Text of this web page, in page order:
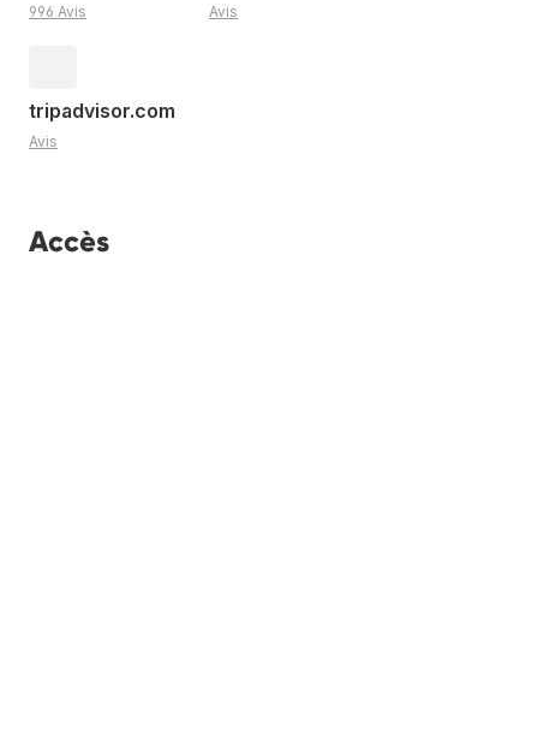
996 Avis Avis
tripadvisor.com
Avis
Accès